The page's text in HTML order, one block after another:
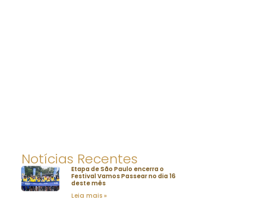
Notícias Recentes
Etapa de São Paulo encerra o
Festival Vamos Passear no dia 16
deste mês
Leia mais »